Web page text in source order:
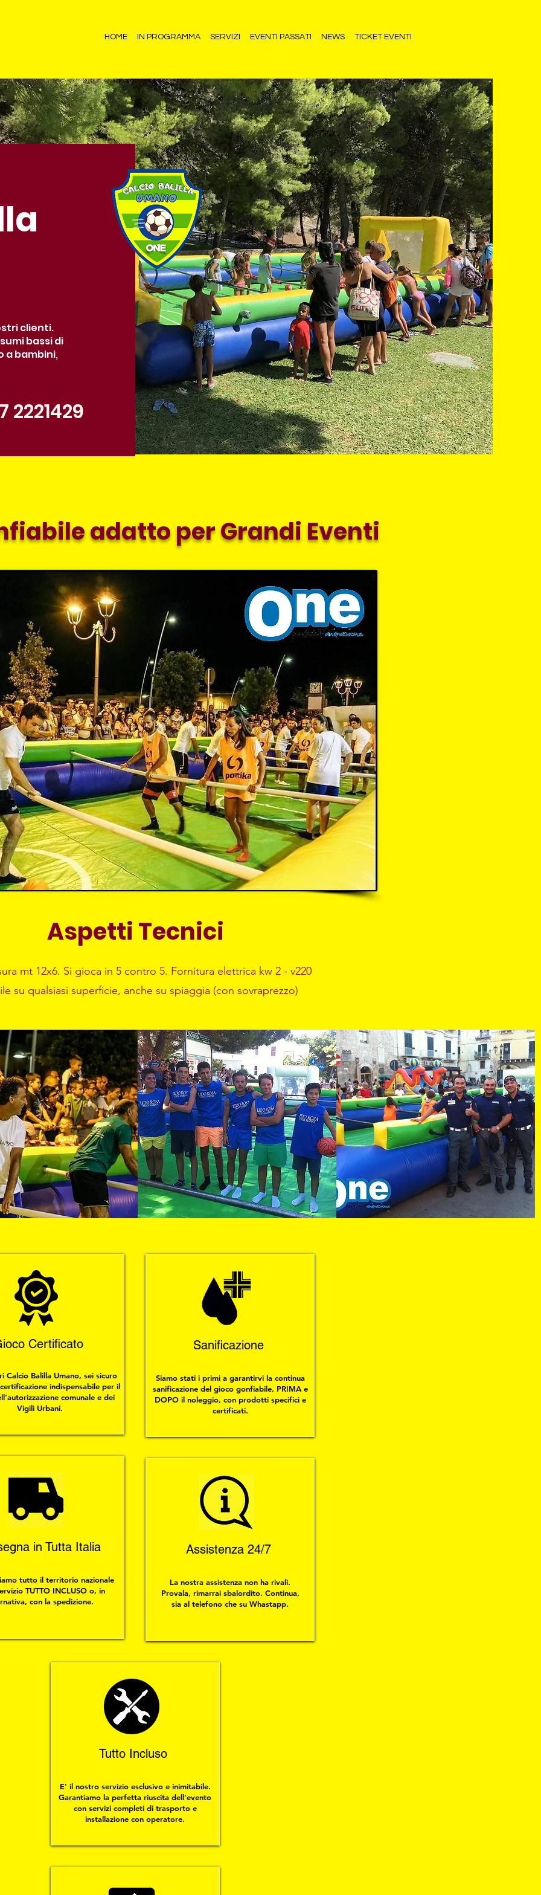
HOME IN PROGRAMMA SERVIZI EVENTI PASSATI NEWS TICKET EVENTI
clienti.
bassi di
a bambini,
2221429
adatto per Grandi Eventi
Aspetti Tecnici
mt 12x6. Si gioca in 5 contro 5. Fornitura elettrica kw 2 - v220
su qualsiasi superficie, anche su spiaggia (con sovraprezzo)
Certificato
Calcio Balilla Umano, sei sicuro
indispensabile per il
comunale e dei
Vigili Urbani.
in Tutta Italia
tutto il territorio nazionale
TUTTO INCLUSO o, in
con la spedizione.
Sanificazione
Siamo stati i primi a garantirvi la continua
sanificazione del gioco gonfiabile, PRIMA e
DOPO il noleggio, con prodotti specifici e
certificati.
Assistenza 24/7
La nostra assistenza non ha rivali.
Provala, rimarrai sbalordito. Continua,
sia al telefono che su Whastapp.
Tutto Incluso
E' il nostro servizio esclusivo e inimitabile.
Garantiamo la perfetta riuscita dell'evento
con servizi completi di trasporto e
installazione con operatore.